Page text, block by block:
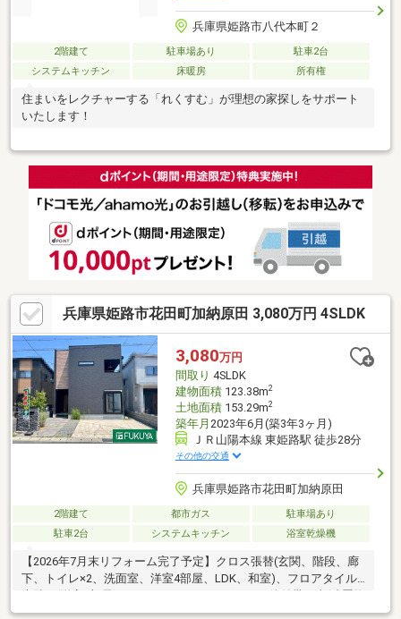
兵庫県姫路市八代本町２
2階建て 駐車場あり
駐車2台
システムキッチン
床暖房 所有権
住まいをレクチャーする「れくすむ」が理想の家探しをサポート
いたします！
兵庫県姫路市花田町加納原田 3,080万円 4SLDK
3,080万円
間取り 4SLDK
建物面積123.38m2
土地面積153.29m2
築年月 2023年6月(築3年3ヶ月)
ＪＲ山陽本線 東姫路駅 徒歩28分
その他の交通
兵庫県姫路市花田町加納原田
2階建て 都市ガス
駐車場あり
駐車2台
システムキッチン 浴室乾燥機
【2026年7月末リフォーム完了予定】クロス張替(玄関、階段、廊
下、トイレ×2、洗面室、洋室4部屋、LDK、和室)、フロアタイル
上貼り(洋室1部屋)、ハウスクリーニング、その他付帯工事(残置物
撤去、室内手洗い器撤去、建具調整、玄関ドアリペア)